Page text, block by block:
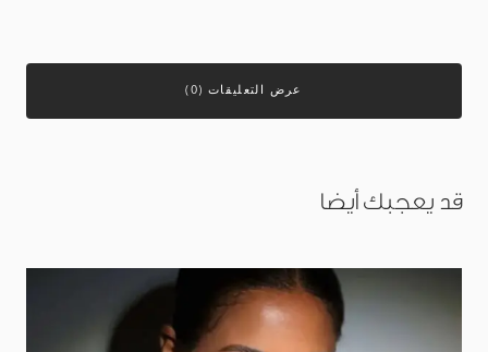
عرض التعليقات (0)
قد يعجبك أيضا